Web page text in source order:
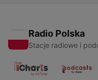
Radio Polska
Stacje radiowe i